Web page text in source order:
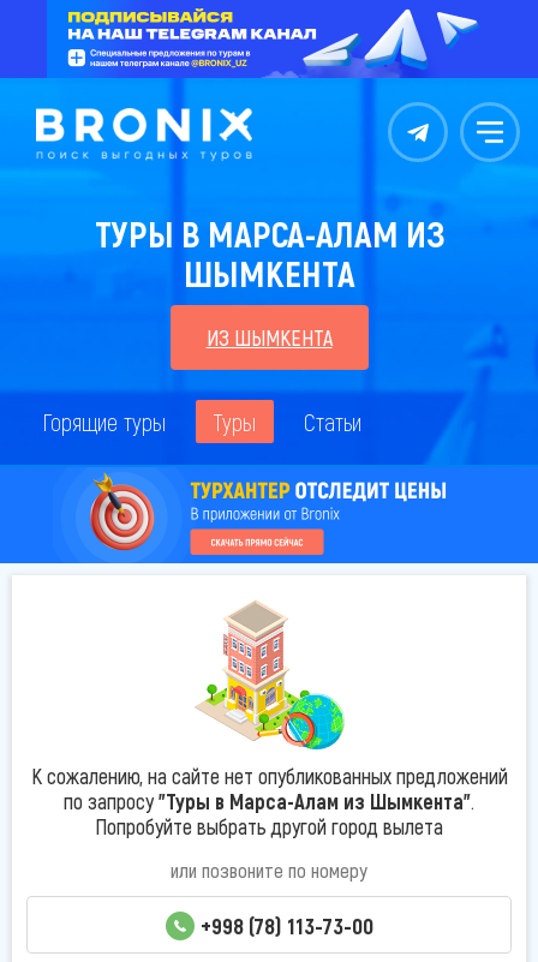
Контакты Меню
ТУРЫ В МАРСА-АЛАМ ИЗ
ШЫМКЕНТА
ИЗ ШЫМКЕНТА
Горящие туры Туры Статьи
К сожалению, на сайте нет опубликованных предложений
по запросу"Туры в Марса-Алам из Шымкента".
Попробуйте выбрать другой город вылета
или позвоните по номеру
+998 (78) 113-73-00